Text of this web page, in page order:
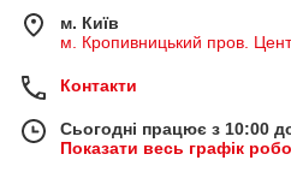
м. Київ
м. Кропивницький пров.
Контакти
Сьогодні працює з 10:00
Показати весь графік